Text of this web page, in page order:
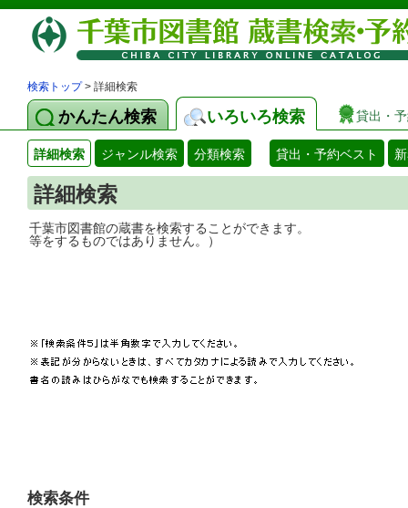
検索トップ> 詳細検索
かんたん検索 いろいろ検索 貸出・
詳細検索 ジャンル検索 分類検索 貸出・予約ベスト
詳細検索
千葉市図書館の蔵書を検索することがで
等をするものではありません。）
検索条件